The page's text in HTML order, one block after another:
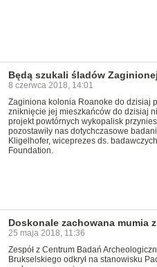
Będą szukali śladów
8 czerwca 2018, 14:01
Zaginiona kolonia Roanoke do dzisiaj
zniknięcie jej mieszkańców do dzisiaj
projekt powtórnych wykopalisk
pozostawiły nas dotychczasowe
Kligelhofer, wiceprezes ds.
Foundation.
Doskonale zachowana mumia
25 maja 2018, 11:36
Zespół z Centrum Badań
Brukselskiego odkrył na stanowisku